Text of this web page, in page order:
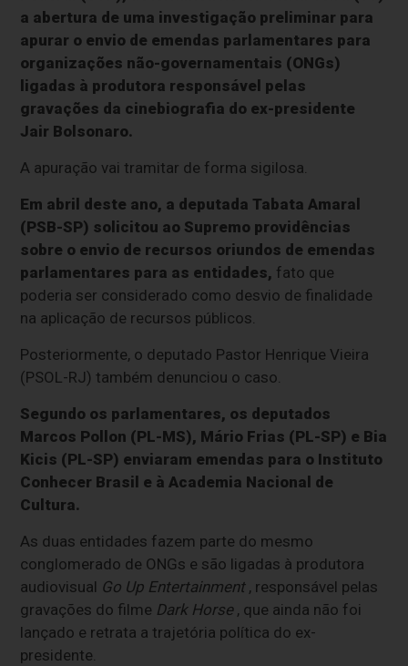
a abertura de uma investigação preliminar para
apurar o envio de emendas parlamentares para
organizações não-governamentais (ONGs)
ligadas à produtora responsável pelas
gravações da cinebiografia do ex-presidente
Jair Bolsonaro.
A apuração vai tramitar de forma sigilosa.
Em abril deste ano, a deputada Tabata Amaral
(PSB-SP) solicitou ao Supremo providências
sobre o envio de recursos oriundos de emendas
parlamentares para as entidades, fato que
poderia ser considerado como desvio de finalidade
na aplicação de recursos públicos.
Posteriormente, o deputado Pastor Henrique Vieira
(PSOL-RJ) também denunciou o caso.
Segundo os parlamentares, os deputados
Marcos Pollon (PL-MS), Mário Frias (PL-SP) e Bia
Kicis (PL-SP) enviaram emendas para o Instituto
Conhecer Brasil e à Academia Nacional de
Cultura.
As duas entidades fazem parte do mesmo
conglomerado de ONGs e são ligadas à produtora
audiovisual Go Up Entertainment, responsável pelas
gravações do filme Dark Horse, que ainda não foi
lançado e retrata a trajetória política do ex-
presidente.